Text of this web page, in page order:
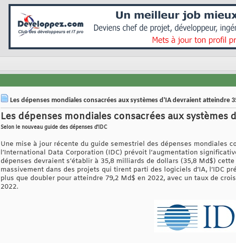
Les dépenses mondiales consacrées aux systèmes d'IA devraient atteindre
Les dépenses mondiales consacrées aux
Selon le nouveau guide des dépenses d'IDC
Une mise à jour récente du guide semestriel des dépenses mondiales
l’International Data Corporation (IDC) prévoit l’augmentation
dépenses devraient s’établir à 35,8 milliards de dollars (35,8 Md$)
massivement dans des projets qui tirent parti des logiciels d’IA, l’IDC
plus que doubler pour atteindre 79,2 Md$ en 2022, avec un taux de
2022.